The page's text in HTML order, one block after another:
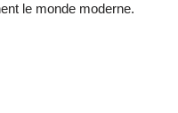
le monde moderne.